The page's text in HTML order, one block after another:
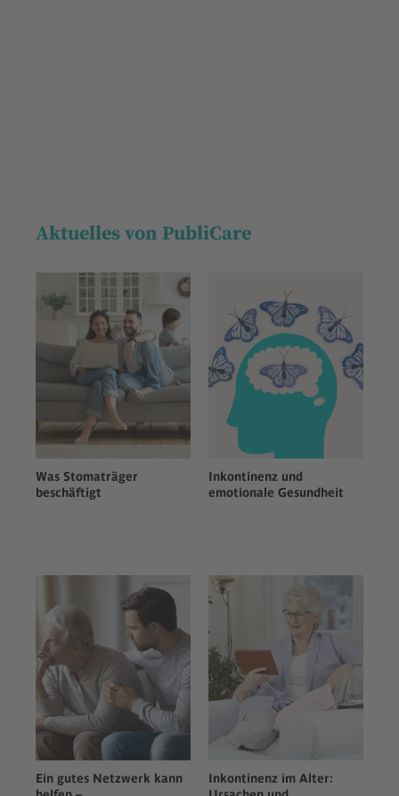
Zustimmung, um den YouTube
Video-Service zu laden!
Wir verwenden einen Service eines
Drittanbieters, um Videoinhalte
einzubetten. Dieser Service kann
Daten zu Ihren Aktivitäten sammeln.
Bitte lesen Sie die Details durch und
stimmen Sie der Nutzung des Service
zu, um dieses Video anzusehen.
Mehr Informationen
Management Platform
Aktuelles von PubliCare
Was Stomaträger
beschäftigt
Inkontinenz und
emotionale Gesundheit
Ein gutes Netzwerk kann
Inkontinenz im Alter: